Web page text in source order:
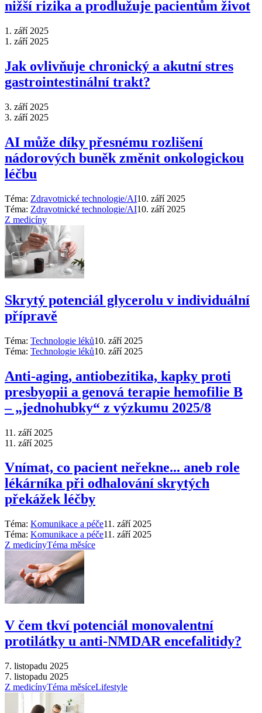
nižší rizika a prodlužuje pacientům život
1. září 2025
1. září 2025
Jak ovlivňuje chronický a akutní stres
gastrointestinální trakt?
3. září 2025
3. září 2025
AI může díky přesnému rozlišení
nádorových buněk změnit onkologickou
léčbu
Téma: Zdravotnické technologie/AI10. září 2025
Téma: Zdravotnické technologie/AI10. září 2025
Z medicíny
Skrytý potenciál glycerolu v individuální
přípravě
Téma: Technologie léků10. září 2025
Téma: Technologie léků10. září 2025
Anti‑aging, antiobezitika, kapky proti
presbyopii a genová terapie hemofilie B
–⁠ „jednohubky“ z výzkumu 2025/8
11. září 2025
11. září 2025
Vnímat, co pacient neřekne... aneb role
lékárníka při odhalování skrytých
překážek léčby
Téma: Komunikace a péče11. září 2025
Téma: Komunikace a péče11. září 2025
Z medicínyTéma měsíce
V čem tkví potenciál monovalentní
protilátky u anti-NMDAR encefalitidy?
7. listopadu 2025
7. listopadu 2025
Z medicínyTéma měsíceLifestyle